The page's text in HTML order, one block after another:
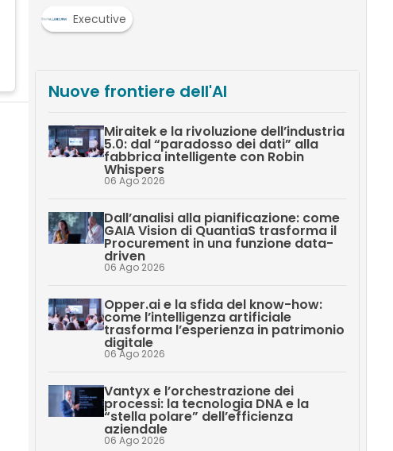
Executive
Nuove frontiere dell'AI
Miraitek e la rivoluzione dell’industria
5.0: dal “paradosso dei dati” alla
fabbrica intelligente con Robin
Whispers
06 Ago 2026
Dall’analisi alla pianificazione: come
GAIA Vision di QuantiaS trasforma il
Procurement in una funzione data-
driven
06 Ago 2026
Opper.ai e la sfida del know-how:
come l’intelligenza artificiale
trasforma l’esperienza in patrimonio
digitale
06 Ago 2026
Vantyx e l’orchestrazione dei
processi: la tecnologia DNA e la
“stella polare” dell’efficienza
aziendale
06 Ago 2026